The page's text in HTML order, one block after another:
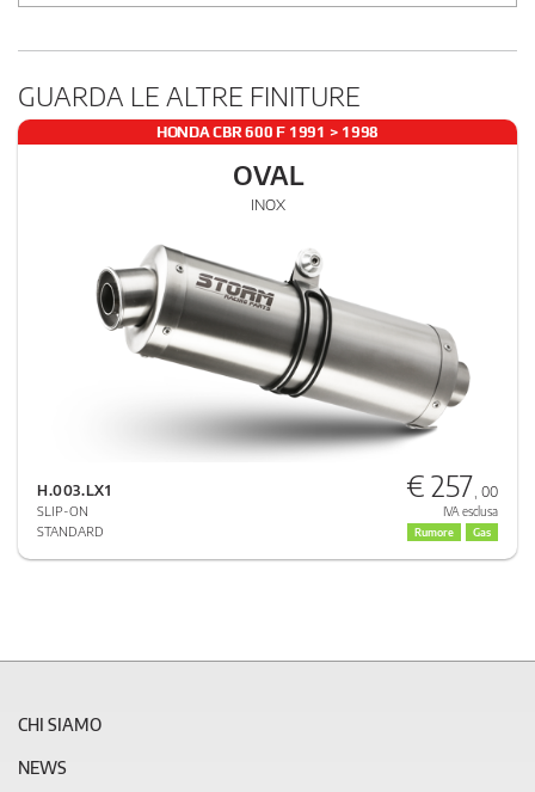
GUARDA LE ALTRE FINITURE
HONDA CBR 600 F 1991 > 1998
OVAL
INOX
H.003.LX1
SLIP-ON
STANDARD
€ 257 , 00
IVA esclusa
Rumore Gas
CHI SIAMO
NEWS